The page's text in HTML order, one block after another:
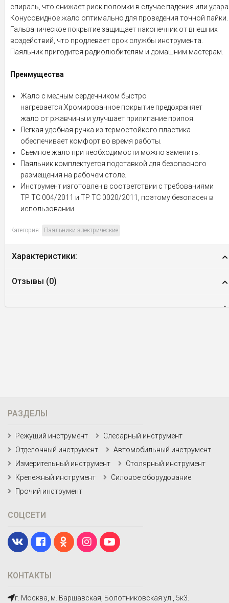
спираль, что снижает риск поломки в случае падения или
Конусовидное жало оптимально для проведения точной пайки.
Гальваническое покрытие защищает наконечник от внешних
воздействий, что продлевает срок службы инструмента.
Паяльник пригодится радиолюбителям и домашним мастерам.
Преимущества
Жало с медным сердечником быстро
нагревается.Хромированное покрытие предохраняет
жало от ржавчины и улучшает прилипание припоя.
Легкая удобная ручка из термостойкого пластика
обеспечивает комфорт во время работы.
Съемное жало при необходимости можно заменить.
Паяльник комплектуется подставкой для безопасного
размещения на рабочем столе.
Инструмент изготовлен в соответствии с требованиями
ТР ТС 004/2011 и ТР ТС 0020/2011, поэтому безопасен в
использовании.
Категория: Паяльники электрические
Характеристики:
Отзывы (0)
КОНТАКТЫ
г. Москва, м. Варшавская, Болотниковская ул., 5к3.
РАЗДЕЛЫ
Режущий инструмент
Слесарный инструмент
Отделочный инструмент
Автомобильный инструмент
Измерительный инструмент
Столярный инструмент
Крепежный инструмент
Силовое оборудование
Прочий инструмент
СОЦСЕТИ